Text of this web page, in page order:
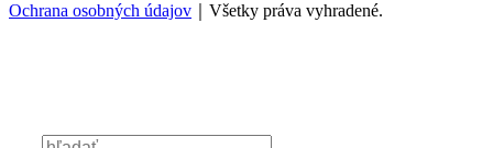
Ochrana osobných údajov ｜Všetky práva vyhradené.